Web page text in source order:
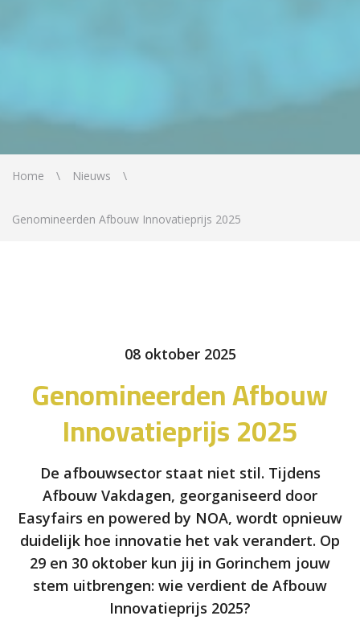
Home Nieuws
Genomineerden Afbouw Innovatieprijs 2025
08 oktober 2025
Genomineerden Afbouw
Innovatieprijs 2025
De afbouwsector staat niet stil. Tijdens
Afbouw Vakdagen, georganiseerd door
Easyfairs en powered by NOA, wordt opnieuw
duidelijk hoe innovatie het vak verandert. Op
29 en 30 oktober kun jij in Gorinchem jouw
stem uitbrengen: wie verdient de Afbouw
Innovatieprijs 2025?